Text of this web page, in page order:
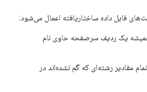
فایل داده ساختاریافته اعمال می‌شود:
یک ردیف سرصفحه حاوی نام
مقادیر رشته‌ای که گم نشده‌اند در